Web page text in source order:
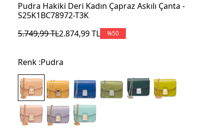
Pudra Hakiki Deri Kadın Çapraz Askılı Çanta -
S25K1BC78972-T3K
5.749,99TL2.874,99TL %50
Renk :Pudra